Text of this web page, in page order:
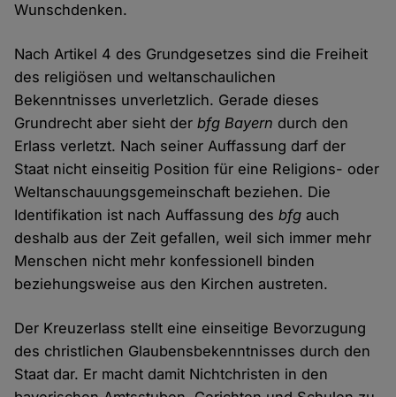
Wunschdenken.
Nach Artikel 4 des Grundgesetzes sind die Freiheit
des religiösen und weltanschaulichen
Bekenntnisses unverletzlich. Gerade dieses
Grundrecht aber sieht derbfg Bayern durch den
Erlass verletzt. Nach seiner Auffassung darf der
Staat nicht einseitig Position für eine Religions- oder
Weltanschauungsgemeinschaft beziehen. Die
Identifikation ist nach Auffassung desbfg auch
deshalb aus der Zeit gefallen, weil sich immer mehr
Menschen nicht mehr konfessionell binden
beziehungsweise aus den Kirchen austreten.
Der Kreuzerlass stellt eine einseitige Bevorzugung
des christlichen Glaubensbekenntnisses durch den
Staat dar. Er macht damit Nichtchristen in den